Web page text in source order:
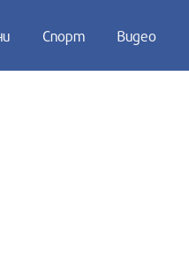
Спорт Видео